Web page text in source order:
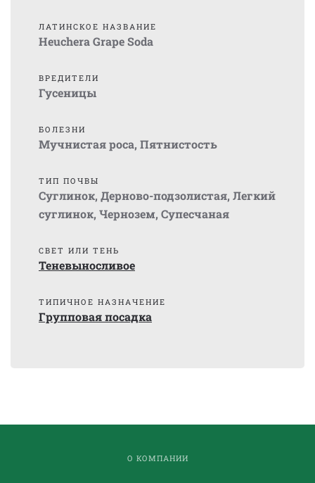
ЛАТИНСКОЕ НАЗВАНИЕ
Heuchera Grape Soda
ВРЕДИТЕЛИ
Гусеницы
БОЛЕЗНИ
Мучнистая роса, Пятнистость
ТИП ПОЧВЫ
Суглинок, Дерново-подзолистая, Легкий
суглинок, Чернозем, Супесчаная
СВЕТ ИЛИ ТЕНЬ
Теневыносливое
ТИПИЧНОЕ НАЗНАЧЕНИЕ
Групповая посадка
О КОМПАНИИ